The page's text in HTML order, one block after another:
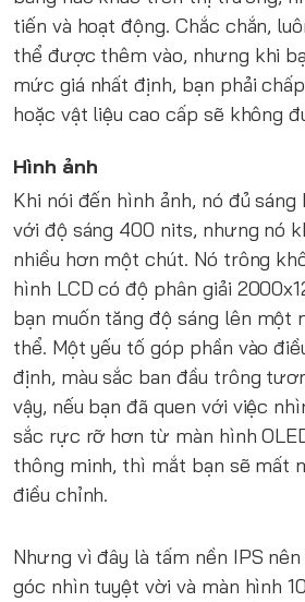
tiến và hoạt động. Chắc chắn,
thể được thêm vào, nhưng khi
mức giá nhất định, bạn phải
hoặc vật liệu cao cấp sẽ không
Hình ảnh
Khi nói đến hình ảnh, nó đủ sáng
với độ sáng 400 nits, nhưng nó
nhiều hơn một chút. Nó trông
hình LCD có độ phân giải
bạn muốn tăng độ sáng lên một
thể. Một yếu tố góp phần vào
định, màu sắc ban đầu trông
vậy, nếu bạn đã quen với việc
sắc rực rỡ hơn từ màn hình
thông minh, thì mắt bạn sẽ mất
điều chỉnh.
Nhưng vì đây là tấm nền IPS
góc nhìn tuyệt vời và màn hình